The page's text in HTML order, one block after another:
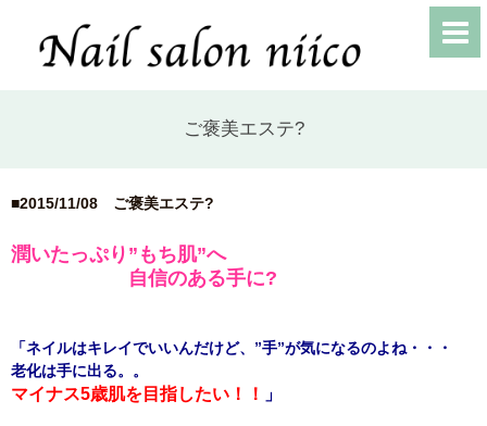
ご褒美エステ?
■2015/11/08 ご褒美エステ?
潤いたっぷり”もち肌”へ
自信のある手に?
「ネイルはキレイでいいんだけど、”手”が気になるのよね・・・
老化は手に出る。。
マイナス5歳肌を目指したい！！ 」